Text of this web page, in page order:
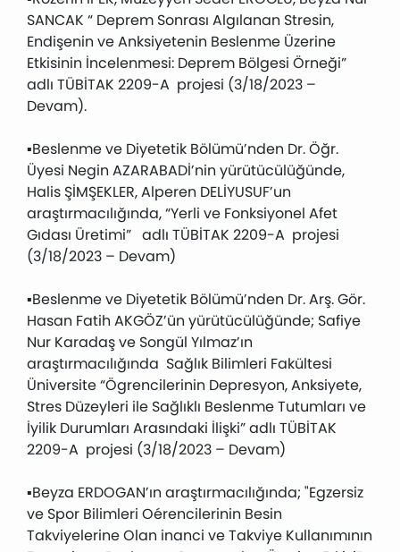
SANCAK “ Deprem Sonrası Algılanan Stresin,
Endişenin ve Anksiyetenin Beslenme Üzerine
Etkisinin İncelenmesi: Deprem Bölgesi Örneği”
adlı TÜBİTAK 2209-A projesi (3/18/2023 –
Devam).
▪Beslenme ve Diyetetik Bölümü’nden Dr. Öğr.
Üyesi Negin AZARABADİ’nin yürütücülüğünde,
Halis ŞİMŞEKLER, Alperen DELİYUSUF’un
araştırmacılığında, “Yerli ve Fonksiyonel Afet
Gıdası Üretimi” adlı TÜBİTAK 2209-A projesi
(3/18/2023 – Devam)
▪Beslenme ve Diyetetik Bölümü’nden Dr. Arş. Gör.
Hasan Fatih AKGÖZ’ün yürütücülüğünde; Safiye
Nur Karadaş ve Songül Yılmaz’ın
araştırmacılığında Sağlık Bilimleri Fakültesi
Üniversite “Ögrencilerinin Depresyon, Anksiyete,
Stres Düzeyleri ile Sağlıklı Beslenme Tutumları ve
İyilik Durumları Arasındaki İlişki” adlı TÜBİTAK
2209-A projesi (3/18/2023 – Devam)
▪Beyza ERDOGAN’ın araştırmacılığında; "Egzersiz
ve Spor Bilimleri Oérencilerinin Besin
Takviyelerine Olan inanci ve Takviye Kullanımının